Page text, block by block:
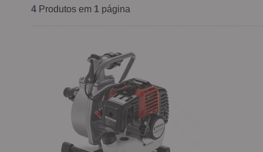
4 Produtos em 1 página